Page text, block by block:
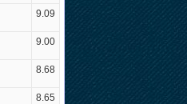
9.09
9.00
8.68
8.65